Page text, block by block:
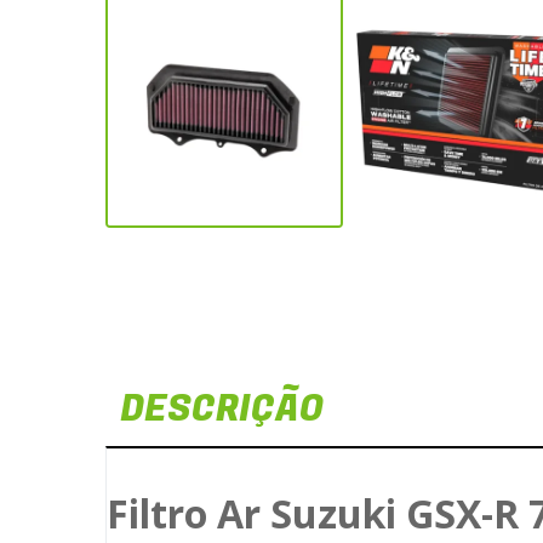
DESCRIÇÃO
Filtro Ar Suzuki GSX-R